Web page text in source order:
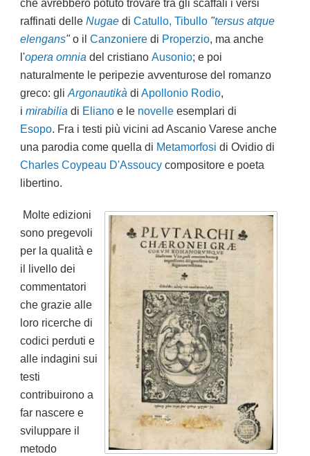
che avrebbero potuto trovare tra gli scaffali i versi
raffinati delle Nugae di Catullo, Tibullo "tersus atque
elengans"o il Canzoniere di Properzio, ma anche
l'opera omnia del cristiano Ausonio; e poi
naturalmente le peripezie avventurose del romanzo
greco: gli Argonautikà di Apollonio Rodio,
i mirabilia di Eliano e le novelle esemplari di
Esopo. Fra i testi più vicini ad Ascanio Varese anche
una parodia come quella di Metamorfosi di Ovidio di
Charles Coypeau D'Assoucy compositore e poeta
libertino.
Molte edizioni
sono pregevoli
per la qualità e
il livello dei
commentatori
che grazie alle
loro ricerche di
codici perduti e
alle indagini sui
testi
contribuirono a
far nascere e
sviluppare il
metodo